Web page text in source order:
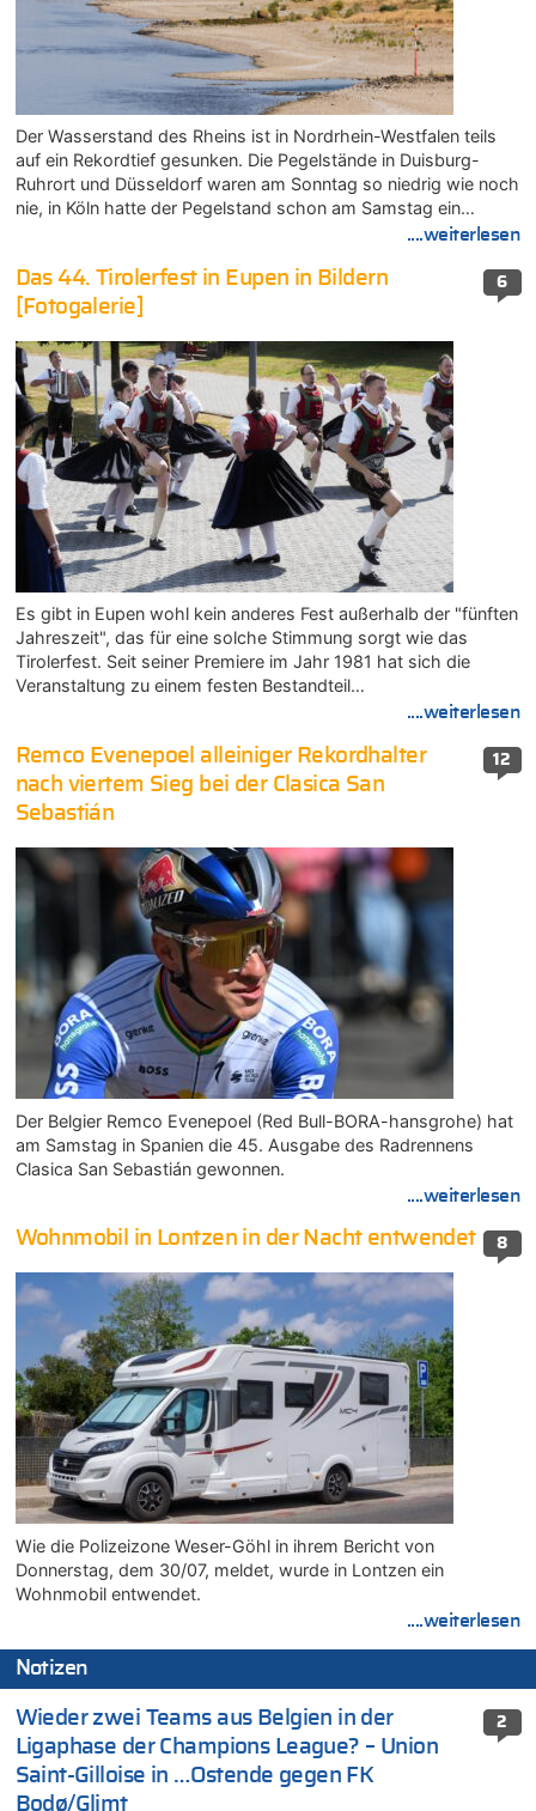
Der Wasserstand des Rheins ist in Nordrhein-Westfalen teils
auf ein Rekordtief gesunken. Die Pegelstände in Duisburg-
Ruhrort und Düsseldorf waren am Sonntag so niedrig wie noch
nie, in Köln hatte der Pegelstand schon am Samstag ein…
....weiterlesen
6
Das 44. Tirolerfest in Eupen in Bildern
[Fotogalerie]
Es gibt in Eupen wohl kein anderes Fest außerhalb der "fünften
Jahreszeit", das für eine solche Stimmung sorgt wie das
Tirolerfest. Seit seiner Premiere im Jahr 1981 hat sich die
Veranstaltung zu einem festen Bestandteil…
....weiterlesen
12
Remco Evenepoel alleiniger Rekordhalter
nach viertem Sieg bei der Clasica San
Sebastián
Der Belgier Remco Evenepoel (Red Bull-BORA-hansgrohe) hat
am Samstag in Spanien die 45. Ausgabe des Radrennens
Clasica San Sebastián gewonnen.
....weiterlesen
8
Wohnmobil in Lontzen in der Nacht entwendet
Wie die Polizeizone Weser-Göhl in ihrem Bericht von
Donnerstag, dem 30/07, meldet, wurde in Lontzen ein
Wohnmobil entwendet.
....weiterlesen
Notizen
2
Wieder zwei Teams aus Belgien in der
Ligaphase der Champions League? – Union
Saint-Gilloise in …Ostende gegen FK
Bodø/Glimt